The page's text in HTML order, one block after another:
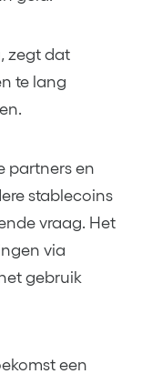
zegt dat
te lang
partners en
stablecoins
vraag. Het
via
gebruik
een